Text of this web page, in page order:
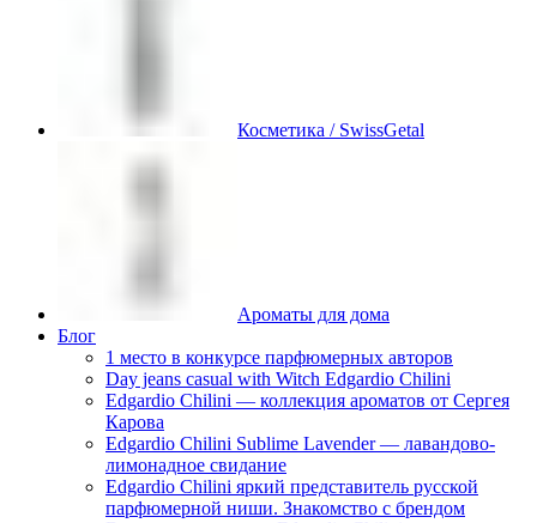
Косметика / SwissGetal
Ароматы для дома
Блог
1 место в конкурсе парфюмерных авторов
Day jeans casual with Witch Edgardio Chilini
Edgardio Chilini — коллекция ароматов от Сергея
Карова
Edgardio Chilini Sublime Lavender — лавандово-
лимонадное свидание
Edgardio Chilini яркий представитель русской
парфюмерной ниши. Знакомство с брендом